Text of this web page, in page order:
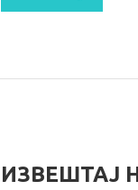
ИЗВЕШТАЈ